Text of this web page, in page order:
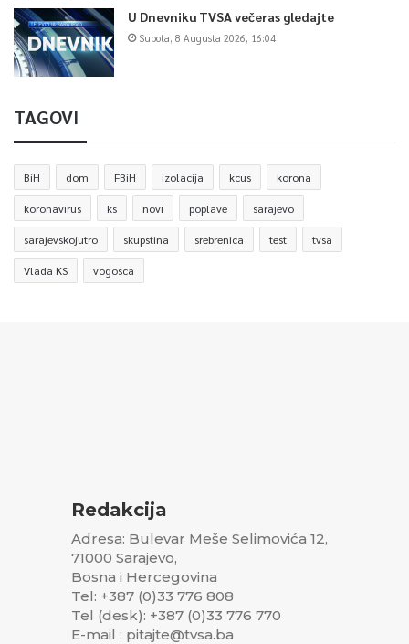
U Dnevniku TVSA večeras gledajte
Subota, 8 Augusta 2026, 16:04
TAGOVI
BiH dom FBiH izolacija kcus korona
koronavirus ks novi poplave sarajevo
sarajevskojutro skupstina srebrenica test tvsa
Vlada KS vogosca
Redakcija
Adresa: Bulevar Meše Selimovića 12,
71000 Sarajevo,
Bosna i Hercegovina
Tel: +387 (0)33 776 808
Tel (desk): +387 (0)33 776 770
E-mail : pitajte@tvsa.ba